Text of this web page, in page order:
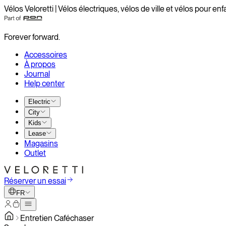
Vélos Veloretti | Vélos électriques, vélos de ville et vélos pour
Forever forward.
Accessoires
À propos
Journal
Help center
Electric
City
Kids
Lease
Magasins
Outlet
Réserver un essai
FR
Entretien Caféchaser